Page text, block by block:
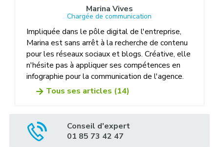
Marina Vives
Chargée de communication
Impliquée dans le pôle digital de l'entreprise,
Marina est sans arrêt à la recherche de contenu
pour les réseaux sociaux et blogs. Créative, elle
n'hésite pas à appliquer ses compétences en
infographie pour la communication de l'agence.
Tous ses articles (14)
Conseil d'expert
01 85 73 42 47